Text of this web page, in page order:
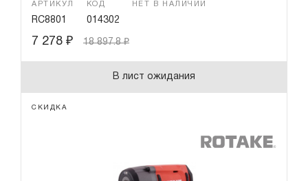
АРТИКУЛ
RC8801
КОД
014302
НЕТ В НАЛИЧИИ
7 278 ₽ 18 897.8₽
В лист ожидания
СКИДКА